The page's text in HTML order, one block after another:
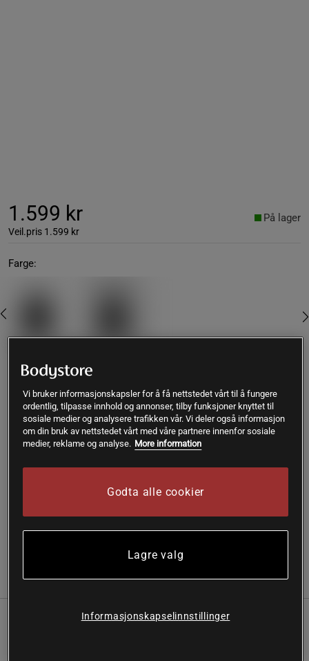
1.599 kr
Veil.pris 1.599 kr
På lager
Farge:
Kjøp
Gratis frakt over 399 kr Gratis retur 14 dagers angrerett
SKU #400-600012| EAN5701000431676
Maksimer prestasjonen din med Star Gear Weight Vest 20
Les mer
Informasjon Anmeldelser
Vi bruker informasjonskapsler for å få nettstedet vårt til å fungere
ordentlig, tilpasse innhold og annonser, tilby funksjoner knyttet til
sosiale medier og analysere trafikken vår. Vi deler også informasjon
om din bruk av nettstedet vårt med våre partnere innenfor sosiale
medier, reklame og analyse. More information
Godta alle cookier
Lagre valg
Informasjonskapselinnstillinger